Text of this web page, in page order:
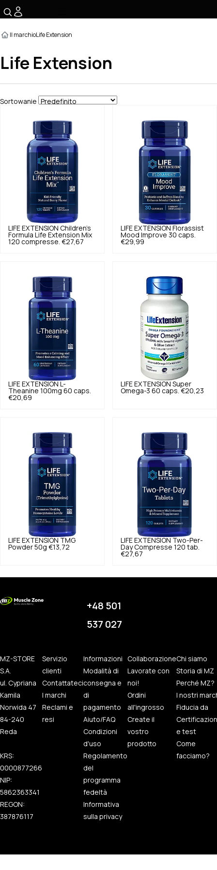
Il marchioLife Extension
Life Extension
Sortowanie
LIFE EXTENSION Children's
Formula Life Extension Mix
120 compresse. €27,67
LIFE EXTENSION Florassist
Mood Improve 30 caps.
€29,99
LIFE EXTENSION
L-
Theanine 100mg 60 caps.
€20,69
LIFE EXTENSION Super
Omega-3 60 caps. €20,23
LIFE EXTENSION TMG
Powder 50g €13,72
LIFE EXTENSION Two-Per-
Day Compresse 120 tab.
€27,67
+48 501
537 027
MZ-STORE
S.A.
ul. Cypriana
Kamila
Norwida 47
84-240
Reda
KRS:
0000877266
NIP:
5862363341
REGON:
387876117
Servizio
clienti
Contattateci
I marchi
Reclami e
resi
Informazioni
Modalità di
consegna e
di
pagamento
Aiuto/FAQ
Condizioni
d'uso
Regolamento
del
programma
fedeltà
Informativa
sulla privacy
Collaborazione
Lavorate con
noi!
Ordini
all'ingrosso
Create il
vostro
prodotto
Chi siamo
Storia di MZ
Perché MZ?
I nostri
Fiducia da
e test
Come
facciamo?